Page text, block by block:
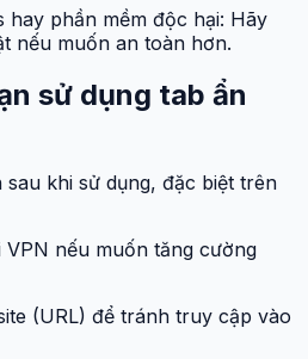
hay phần mềm độc hại: Hãy
nếu muốn an toàn hơn.
sử dụng tab ẩn
khi sử dụng, đặc biệt trên
nếu muốn tăng cường
(URL) để tránh truy cập vào